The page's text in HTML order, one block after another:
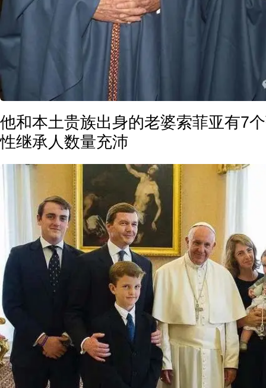
他和本土贵族出身的老婆索菲亚有7
性继承人数量充沛